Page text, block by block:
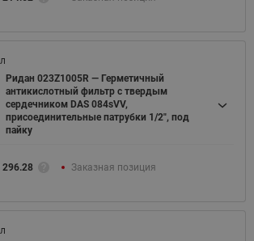
Ридан 023Z1005R — Герметичный
антикислотный фильтр с твердым
сердечником DAS 084sVV,
присоединительные патрубки 1/2", под
пайку
296.28 Заказная позиция